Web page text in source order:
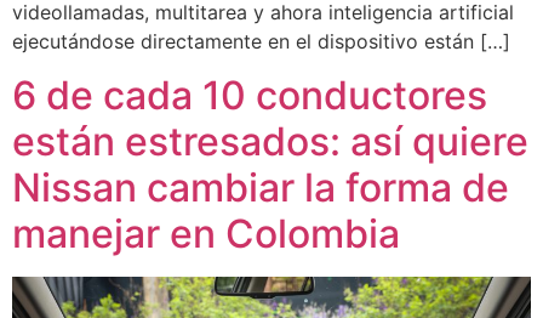
videollamadas, multitarea y ahora inteligencia artificial
ejecutándose directamente en el dispositivo están […]
6 de cada 10 conductores
están estresados: así quiere
Nissan cambiar la forma de
manejar en Colombia